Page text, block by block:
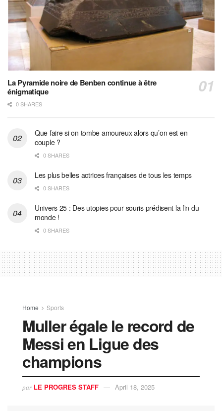
La Pyramide noire de Benben continue à être
énigmatique
0 SHARES
Que faire si on tombe amoureux alors qu’on est en
couple ?
0 SHARES
Les plus belles actrices françaises de tous les temps
0 SHARES
Univers 25 : Des utopies pour souris prédisent la fin du
monde !
0 SHARES
Home Sports
Muller égale le record de
Messi en Ligue des
champions
par LE PROGRES STAFF April 18, 2025